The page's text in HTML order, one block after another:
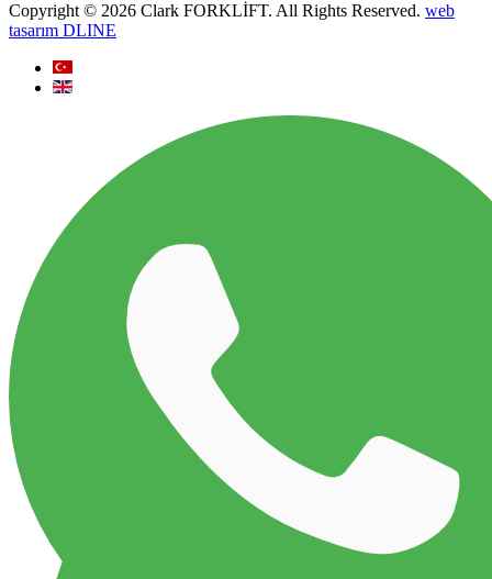
Copyright © 2026 Clark FORKLİFT. All Rights Reserved. web
tasarım DLINE